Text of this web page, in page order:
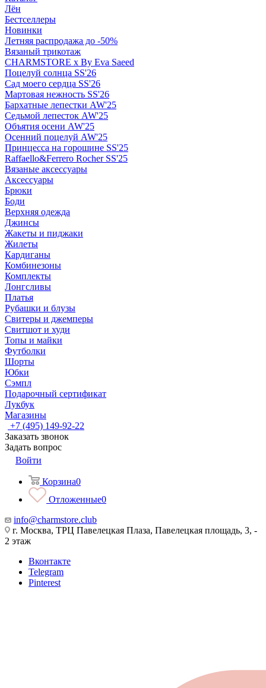
Лён
Бестселлеры
Новинки
Летняя распродажа до -50%
Вязаный трикотаж
CHARMSTORE х By Eva Saeed
Поцелуй солнца SS'26
Сад моего сердца SS'26
Мартовая нежность SS'26
Бархатные лепестки AW'25
Седьмой лепесток AW'25
Объятия осени AW'25
Осенний поцелуй AW'25
Принцесса на горошине SS'25
Raffaello&Ferrero Rocher SS'25
Вязаные аксессуары
Аксессуары
Брюки
Боди
Верхняя одежда
Джинсы
Жакеты и пиджаки
Жилеты
Кардиганы
Комбинезоны
Комплекты
Лонгсливы
Платья
Рубашки и блузы
Свитеры и джемперы
Свитшот и худи
Топы и майки
Футболки
Шорты
Юбки
Сэмпл
Подарочный сертификат
Лукбук
Магазины
+7 (495) 149-92-22
Заказать звонок
Задать вопрос
Войти
Корзина0
Отложенные0
info@charmstore.club
г. Москва, ТРЦ Павелецкая Плаза, Павелецкая площадь, 3, -
2 этаж
Вконтакте
Telegram
Pinterest